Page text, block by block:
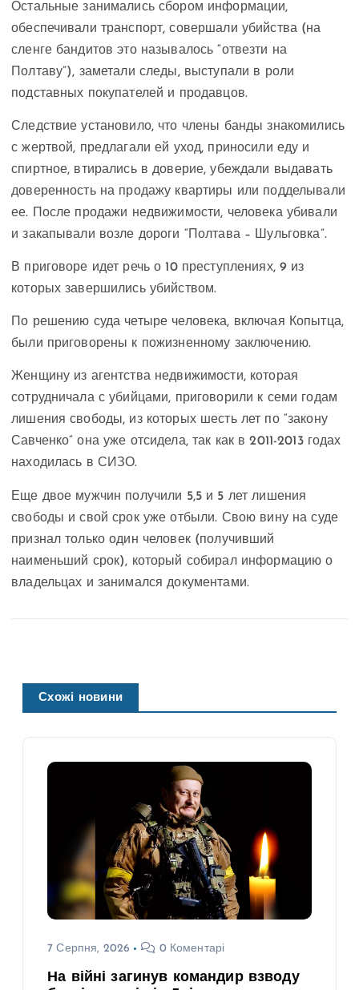
Остальные занимались сбором информации,
обеспечивали транспорт, совершали убийства (на
сленге бандитов это называлось “отвезти на
Полтаву”), заметали следы, выступали в роли
подставных покупателей и продавцов.
Следствие установило, что члены банды знакомились
с жертвой, предлагали ей уход, приносили еду и
спиртное, втирались в доверие, убеждали выдавать
доверенность на продажу квартиры или подделывали
ее. После продажи недвижимости, человека убивали
и закапывали возле дороги “Полтава – Шульговка”.
В приговоре идет речь о 10 преступлениях, 9 из
которых завершились убийством.
По решению суда четыре человека, включая Копытца,
были приговорены к пожизненному заключению.
Женщину из агентства недвижимости, которая
сотрудничала с убийцами, приговорили к семи годам
лишения свободы, из которых шесть лет по “закону
Савченко” она уже отсидела, так как в 2011-2013 годах
находилась в СИЗО.
Еще двое мужчин получили 5,5 и 5 лет лишения
свободы и свой срок уже отбыли. Свою вину на суде
признал только один человек (получивший
наименьший срок), который собирал информацию о
владельцах и занимался документами.
Схожі новини
7 Серпня, 2026 0 Коментарі
На війні загинув командир взводу